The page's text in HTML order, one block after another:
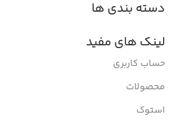
دسته بندی ها
لینک های مفید
حساب کاربری
محصولات
استوک